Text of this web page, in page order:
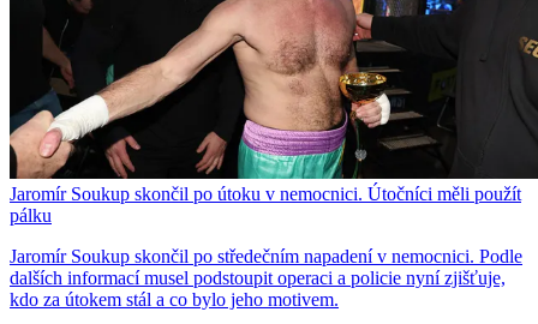
Jaromír Soukup skončil po útoku v nemocnici. Útočníci měli použít
pálku
Jaromír Soukup skončil po středečním napadení v nemocnici. Podle
dalších informací musel podstoupit operaci a policie nyní zjišťuje,
kdo za útokem stál a co bylo jeho motivem.